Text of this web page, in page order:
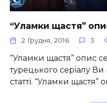
“Уламки щастя”
2 Грудня, 2016 3
“Уламки щастя” опис
турецького серіалу
статті. “Уламки щастя”